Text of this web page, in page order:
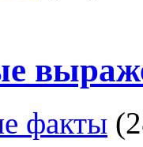
факты